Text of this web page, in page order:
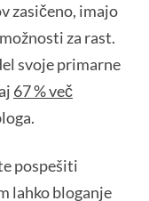
zasičeno, imajo
za rast.
svoje primarne
67 % več
pospešiti
lahko bloganje